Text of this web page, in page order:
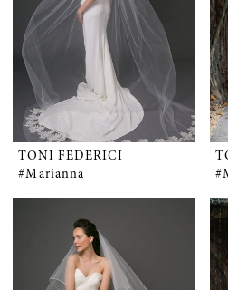
TONI FEDERICI
#Marianna